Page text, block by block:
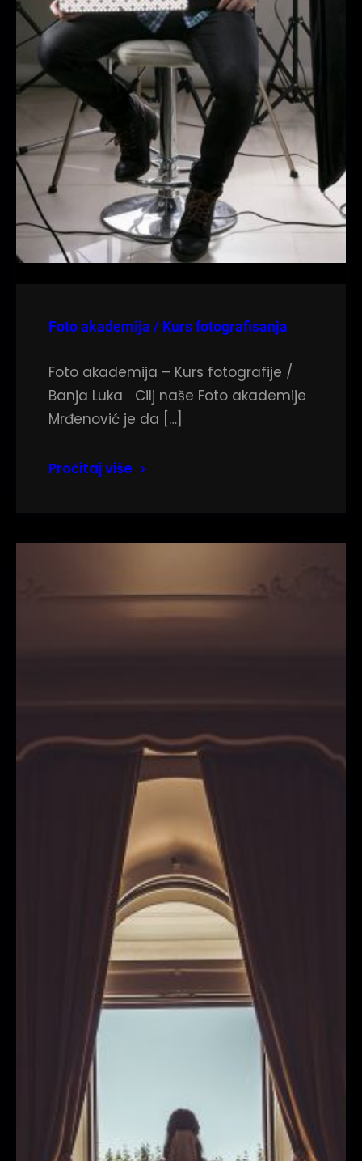
Foto akademija / Kurs fotografisanja
Foto akademija – Kurs fotografije /
Banja Luka Cilj naše Foto akademije
Mrđenović je da […]
Pročitaj više